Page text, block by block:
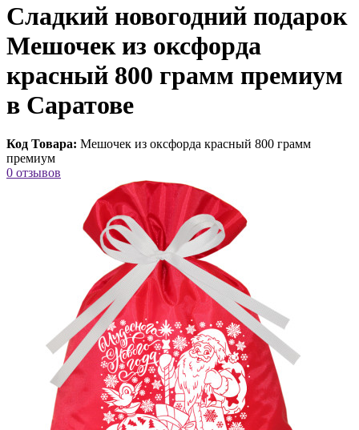
Сладкий новогодний подарок
Мешочек из оксфорда
красный 800 грамм премиум
в Саратове
Код Товара: Мешочек из оксфорда красный 800 грамм
премиум
0 отзывов